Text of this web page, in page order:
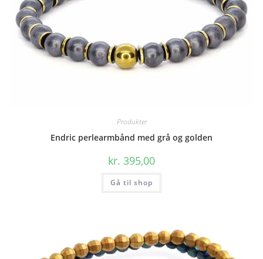
Produkter
Endric perlearmbånd med grå og golden
kr. 395,00
Gå til shop